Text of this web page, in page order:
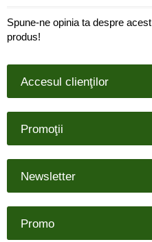
Spune-ne opinia ta despre acest
produs!
Accesul clienţilor
Promoţii
Newsletter
Promo